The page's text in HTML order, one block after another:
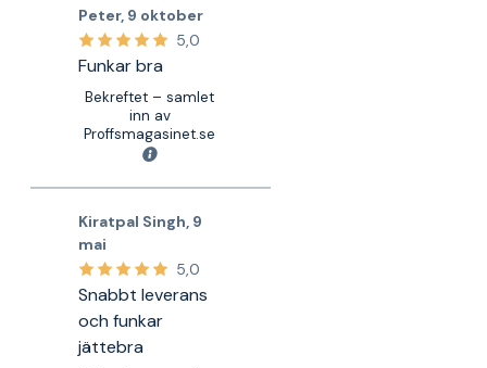
Peter, 9 oktober
5,0
Funkar bra
Bekreftet – samlet
inn av
Proffsmagasinet.se
Kiratpal Singh, 9
mai
5,0
Snabbt leverans
och funkar
jättebra